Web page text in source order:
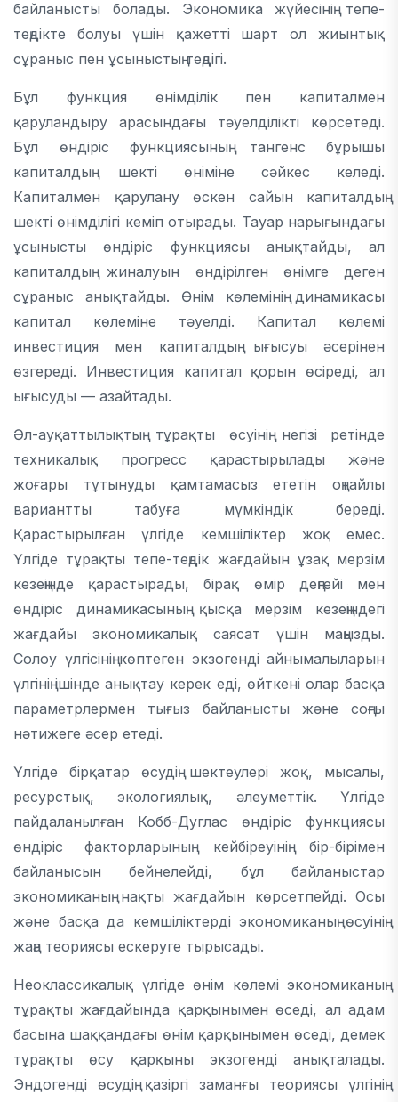
байланысты болады. Экономика жүйесінің тепе-
теңдікте болуы үшін қажетті шарт ол жиынтық
сұраныс пен ұсыныстың теңдігі.
Бұл функция өнімділік пен капиталмен
қаруландыру арасындағы тәуелділікті көрсетеді.
Бұл өндіріс функциясының тангенс бұрышы
капиталдың шекті өніміне сәйкес келеді.
Капиталмен қарулану өскен сайын капиталдың
шекті өнімділігі кеміп отырады. Тауар нарығындағы
ұсынысты өндіріс функциясы анықтайды, ал
капиталдың жиналуын өндірілген өнімге деген
сұраныс анықтайды. Өнім көлемінің динамикасы
капитал көлеміне тәуелді. Капитал көлемі
инвестиция мен капиталдың ығысуы әсерінен
өзгереді. Инвестиция капитал қорын өсіреді, ал
ығысуды — азайтады.
Әл-ауқаттылықтың тұрақты өсуінің негізі ретінде
техникалық прогресс қарастырылады және
жоғары тұтынуды қамтамасыз ететін оңтайлы
вариантты табуға мүмкіндік береді.
Қарастырылған үлгіде кемшіліктер жоқ емес.
Үлгіде тұрақты тепе-теңдік жағдайын ұзақ мерзім
кезеңінде қарастырады, бірақ өмір деңгейі мен
өндіріс динамикасының қысқа мерзім кезеңіндегі
жағдайы экономикалық саясат үшін маңызды.
Солоу үлгісінің көптеген экзогенді айнымалыларын
үлгінің ішінде анықтау керек еді, өйткені олар басқа
параметрлермен тығыз байланысты және соңғы
нәтижеге әсер етеді.
Үлгіде бірқатар өсудің шектеулері жоқ, мысалы,
ресурстық, экологиялық, әлеуметтік. Үлгіде
пайдаланылған Кобб-Дуглас өндіріс функциясы
өндіріс факторларының кейбіреуінің бір-бірімен
байланысын бейнелейді, бұл байланыстар
экономиканың нақты жағдайын көрсетпейді. Осы
және басқа да кемшіліктерді экономиканың өсуінің
жаңа теориясы ескеруге тырысады.
Неоклассикалық үлгіде өнім көлемі экономиканың
тұрақты жағдайында қарқынымен өседі, ал адам
басына шаққандағы өнім қарқынымен өседі, демек
тұрақты өсу қарқыны экзогенді анықталады.
Эндогенді өсудің қазіргі заманғы теориясы үлгінің